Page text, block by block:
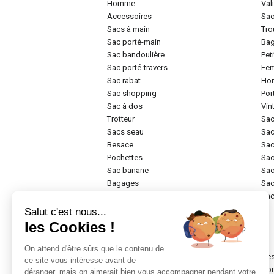
homme
accessoires
sacs à main
sac porté-main
sac bandoulière
sac porté-travers
sac rabat
sac shopping
sac à dos
trotteur
sacs seau
besace
pochettes
sac banane
bagages
Marques
chesterfield brand
abro
Salut c'est nous...
les Cookies !
On attend d'être sûrs que le contenu de
ce site vous intéresse avant de
déranger, mais on aimerait bien vous accompagner pendant votre